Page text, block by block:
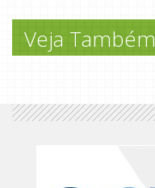
Veja Também